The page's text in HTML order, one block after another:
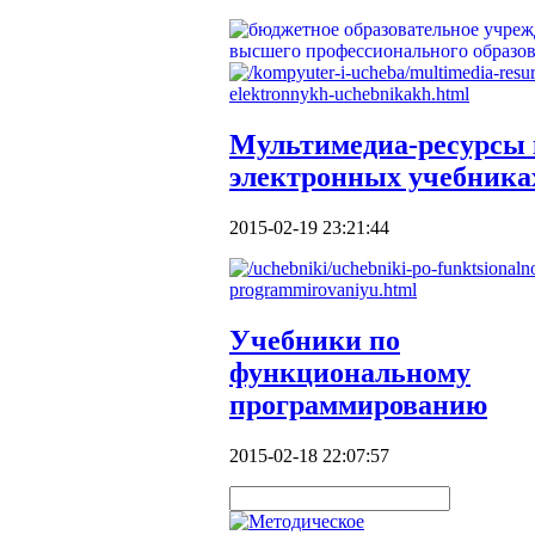
Мультимедиа-ресурсы
электронных
2015-02-19 23:21:44
Учебники по
функциональному
программированию
2015-02-18 22:07:57